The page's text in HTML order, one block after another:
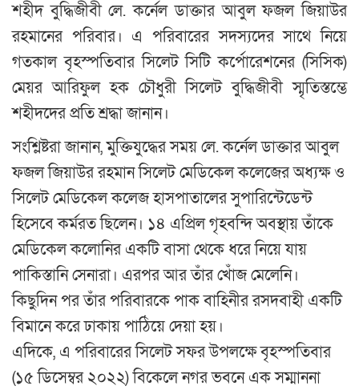
শহীদ বুদ্ধিজীবী লে. কর্নেল ডাক্তার আবুল ফজল জিয়াউর
রহমানের পরিবার। এ পরিবারের সদস্যদের সাথে নিয়ে
গতকাল বৃহস্পতিবার সিলেট সিটি কর্পোরেশনের (সিসিক)
মেয়র আরিফুল হক চৌধুরী সিলেট বুদ্ধিজীবী স্মৃতিস্তম্ভে
শহীদদের প্রতি শ্রদ্ধা জানান।
সংশ্লিষ্টরা জানান, মুক্তিযুদ্ধের সময় লে. কর্নেল ডাক্তার আবুল
ফজল জিয়াউর রহমান সিলেট মেডিকেল কলেজের অধ্যক্ষ ও
সিলেট মেডিকেল কলেজ হাসপাতালের সুপারিন্টেডেন্ট
হিসেবে কর্মরত ছিলেন। ১৪ এপ্রিল গৃহবন্দি অবস্থায় তাঁকে
মেডিকেল কলোনির একটি বাসা থেকে ধরে নিয়ে যায়
পাকিস্তানি সেনারা। এরপর আর তাঁর খোঁজ মেলেনি।
কিছুদিন পর তাঁর পরিবারকে পাক বাহিনীর রসদবাহী একটি
বিমানে করে ঢাকায় পাঠিয়ে দেয়া হয়।
এদিকে, এ পরিবারের সিলেট সফর উপলক্ষে বৃহস্পতিবার
(১৫ ডিসেম্বর ২০২২) বিকেলে নগর ভবনে এক সম্মাননা